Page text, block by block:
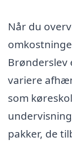
Når du
Brønderslev
variere
som
pakker, de